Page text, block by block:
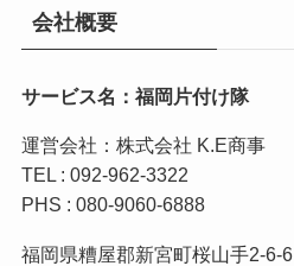
会社概要
サービス名：福岡片付け隊
運営会社：株式会社 K.E商事
TEL : 092-962-3322
PHS : 080-9060-6888
福岡県糟屋郡新宮町桜山手2-6-6